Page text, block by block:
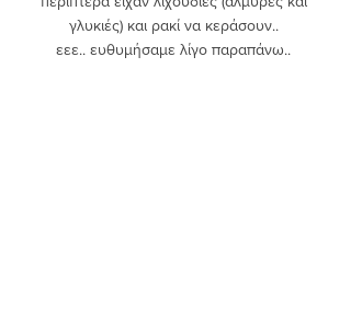
γλυκιές) και ρακί να κεράσουν..
εεε.. ευθυμήσαμε λίγο παραπάνω..